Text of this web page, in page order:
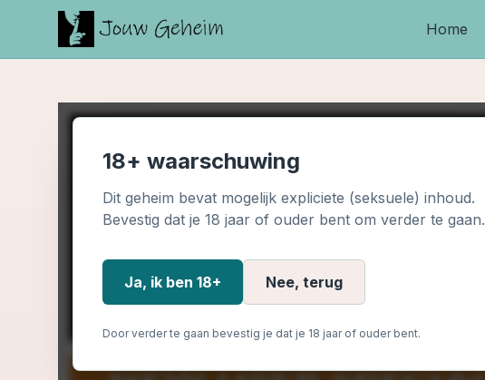
Home
18+ waarschuwing
Dit geheim bevat mogelijk expliciete (seksuele) inhoud.
Bevestig dat je 18 jaar of ouder bent om verder te gaan.
Ja, ik ben 18+ Nee, terug
Door verder te gaan bevestig je dat je 18 jaar of ouder bent.